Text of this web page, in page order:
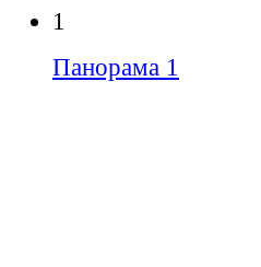
1
Панорама 1